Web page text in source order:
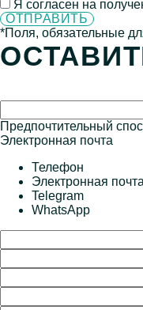
Я согласен на
*Поля, обязательные
Предпочтительный
Электронная почта
Телефон
Электронная почта
Telegram
WhatsApp